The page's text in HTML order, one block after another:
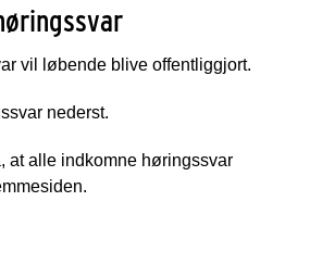
vil løbende blive offentliggjort.
nederst.
alle indkomne høringssvar